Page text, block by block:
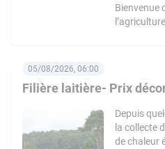
Bienvenue
Filière laitière- Prix
05/08/2026, 06:00
Depuis
la collecte
de chaleur